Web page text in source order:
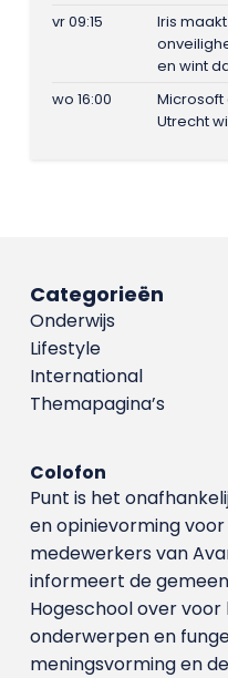
vr 09:15
Iris
en wint
wo 16:00
Microsoft
Utrecht
Categorieën
Onderwijs
Lifestyle
International
Themapagina’s
Colofon
Punt is het
en opinievorming
medewerkers van
informeert de
Hogeschool over
onderwerpen en
meningsvorming en